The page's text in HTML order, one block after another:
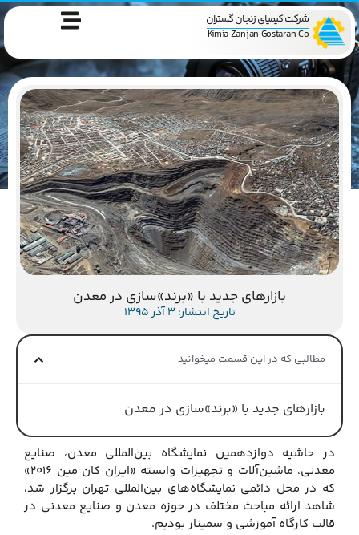
شرکت کیمیای زنجان گستران
Kimia Zanjan Gostaran Co
بازارهای جدید با «برند»سازی در معدن
تاریخ انتشار: 3 آذر 1395
مطالبی که در این قسمت میخوانید
بازارهای جدید با «برند»سازی در معدن
در حاشیه دوازدهمین نمایشگاه بین‌المللی معدن، صنایع
معدنی، ماشین‌آلات و تجهیزات وابسته «ایران کان مین ۲۰۱۶»
که در محل دائمی نمایشگاه‌های بین‌المللی تهران برگزار شد،
شاهد ارائه مباحث مختلف در حوزه معدن و صنایع معدنی در
قالب کارگاه آموزشی و سمینار بودیم.